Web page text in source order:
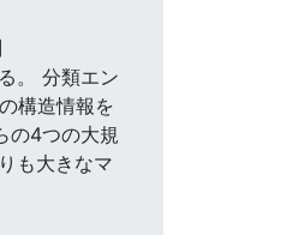
。 分類エン
構造情報を
の4つの大規
も大きなマ